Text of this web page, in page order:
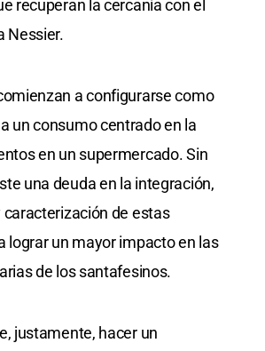
recuperan la cercanía con el
Nessier.
a configurarse como
un consumo centrado en la
en un supermercado. Sin
una deuda en la integración,
de estas
lograr un mayor impacto en las
de los santafesinos.
justamente, hacer un